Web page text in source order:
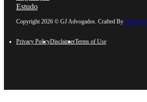
Estudo
Copyright 2026 © GJ Advogados. Crafted ByAlojaki.pt
Privacy PolicyDisclaimerTerms of Use